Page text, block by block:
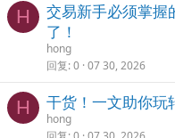
H
交易新手必须掌握
了！
hong
回复 0 07 30, 2026
H 干货！一文助你玩
hong